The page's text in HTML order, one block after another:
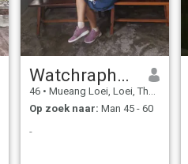
Watchraphon
46 • Mueang Loei, Loei, Thailand
Op zoek naar: Man 45 - 60
-